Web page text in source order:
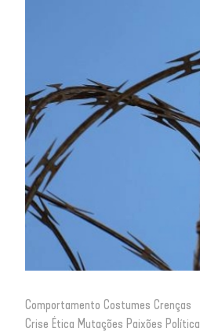
Comportamento Costumes Crenças
Crise Ética Mutações Paixões Política